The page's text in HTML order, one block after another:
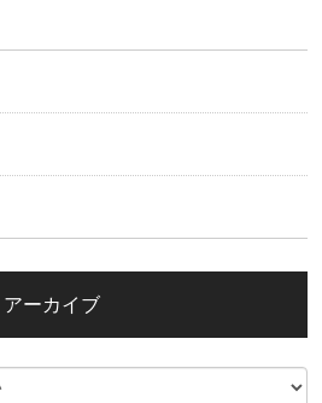
アーカイブ